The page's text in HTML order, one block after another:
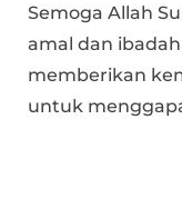
Semoga Allah
amal dan
memberikan
untuk